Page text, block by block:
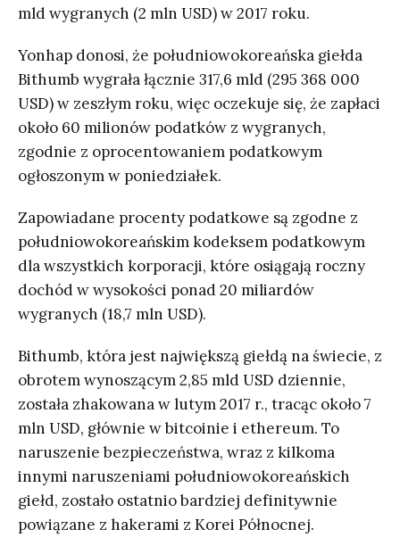
mld wygranych (2 mln USD) w 2017 roku.
Yonhap donosi, że południowokoreańska giełda
Bithumb wygrała łącznie 317,6 mld (295 368 000
USD) w zeszłym roku, więc oczekuje się, że zapłaci
około 60 milionów podatków z wygranych,
zgodnie z oprocentowaniem podatkowym
ogłoszonym w poniedziałek.
Zapowiadane procenty podatkowe są zgodne z
południowokoreańskim kodeksem podatkowym
dla wszystkich korporacji, które osiągają roczny
dochód w wysokości ponad 20 miliardów
wygranych (18,7 mln USD).
Bithumb, która jest największą giełdą na świecie, z
obrotem wynoszącym 2,85 mld USD dziennie,
została zhakowana w lutym 2017 r., tracąc około 7
mln USD, głównie w bitcoinie i ethereum. To
naruszenie bezpieczeństwa, wraz z kilkoma
innymi naruszeniami południowokoreańskich
giełd, zostało ostatnio bardziej definitywnie
powiązane z hakerami z Korei Północnej.